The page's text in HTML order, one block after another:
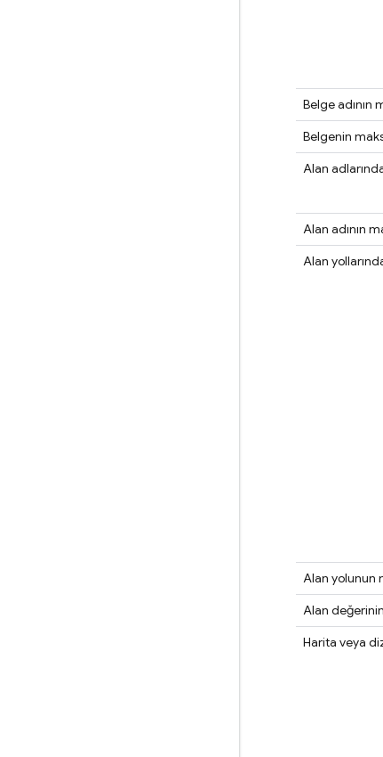
Belge adının
Belgenin
Alan
Alan adının
Alan
Alan yolunun
Alan
Harita veya